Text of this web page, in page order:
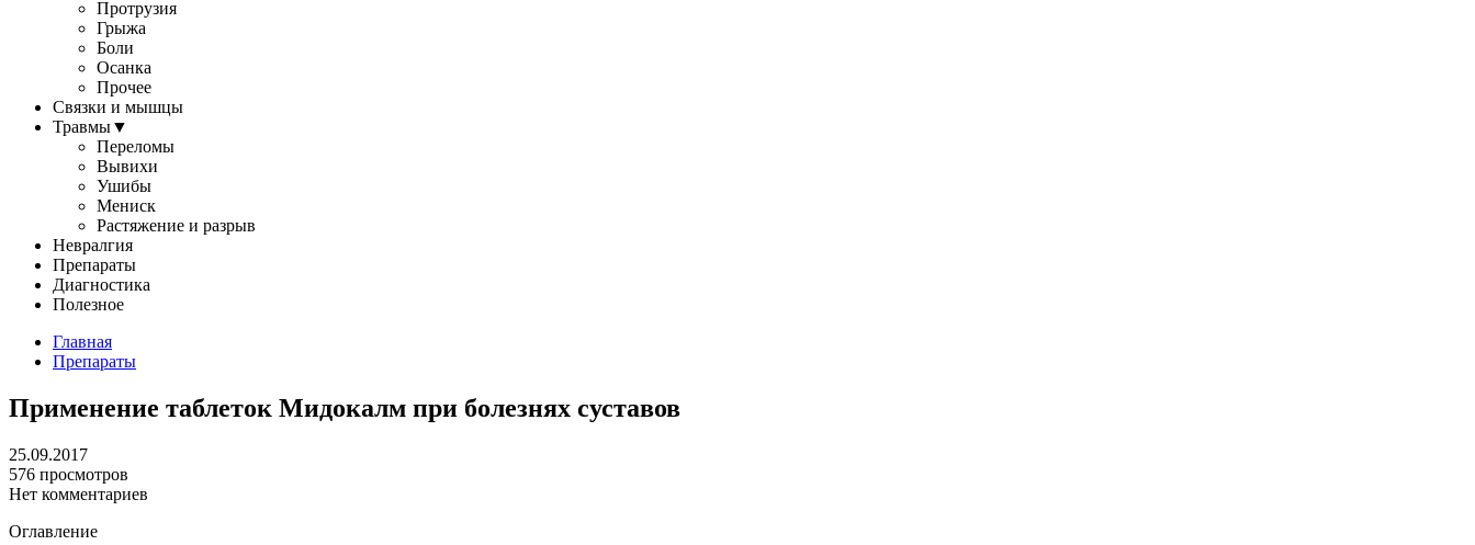
Протрузия
Грыжа
Боли
Осанка
Прочее
Связки и мышцы
Травмы▼
Переломы
Вывихи
Ушибы
Мениск
Растяжение и разрыв
Невралгия
Препараты
Диагностика
Полезное
Главная
Препараты
Применение таблеток Мидокалм при болезнях суставов
25.09.2017
576 просмотров
Нет комментариев
Оглавление